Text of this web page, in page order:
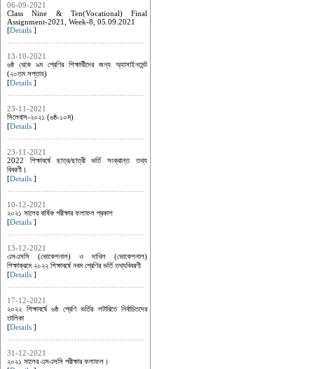
06-09-2021
Class Nine & Ten(Vocational) Final
Assignment-2021, Week-8, 05.09.2021
[Details ]
13-10-2021
৬ষ্ঠ থেকে ৯ম শ্রেণির শিক্ষার্থীদের জন্য অ্যাসাইনমেন্ট
(২০তম সপ্তাহ)
[Details ]
23-11-2021
সিলেবাস-২০২১ (৬ষ্ঠ-১০ম)
[Details ]
23-11-2021
2022 শিক্ষাবর্ষে ছাত্র/ছাত্রী ভর্তি সংক্রান্ত তথ্য
বিবরণী।
[Details ]
10-12-2021
২০২১ সালের বার্ষিক পরীক্ষার ফলাফল প্রকাশ
[Details ]
13-12-2021
এসএসসি (ভোকেশনাল) ও দাখিল (ভোকেশনাল)
শিক্ষাক্রমে ২০২২ শিক্ষাবর্ষে নবম শ্রেণির ভর্তি তথ্যবিবরণী
[Details ]
17-12-2021
২০২২ শিক্ষাবর্ষে ৬ষ্ঠ শ্রেণি ভর্তির লটারিতে নির্বাচিতদের
তালিকা
[Details ]
31-12-2021
২০২১ সালের এসএসসি পরীক্ষার ফলাফল।